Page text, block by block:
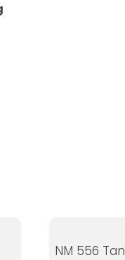
NM 556